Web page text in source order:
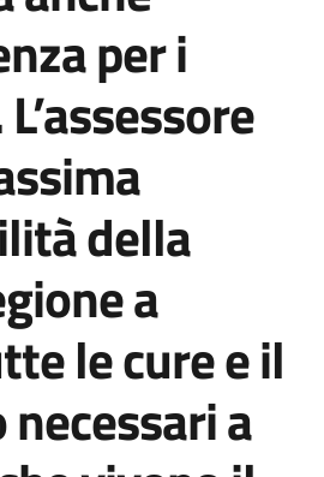
per i
della
a
le cure e il
a